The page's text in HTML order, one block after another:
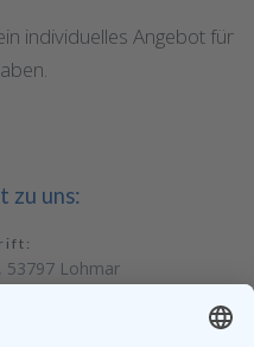
individuelles Angebot für
zu uns:
53797 Lohmar
8000